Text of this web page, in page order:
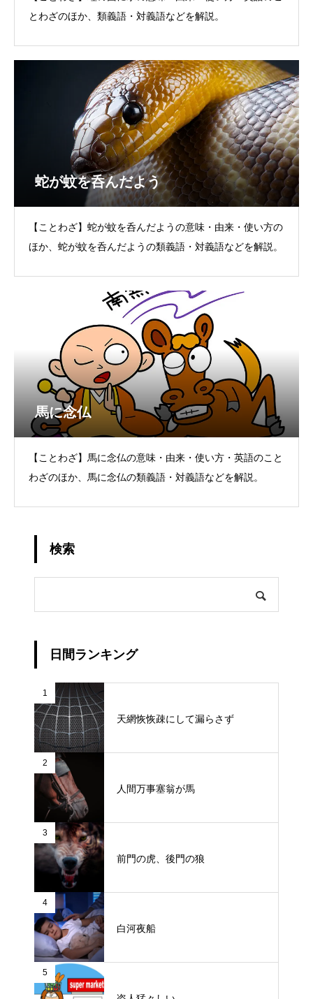
とわざのほか、類義語・対義語などを解説。
蛇が蚊を呑んだよう
【ことわざ】蛇が蚊を呑んだようの意味・由来・使い方の
ほか、蛇が蚊を呑んだようの類義語・対義語などを解説。
馬に念仏
【ことわざ】馬に念仏の意味・由来・使い方・英語のこと
わざのほか、馬に念仏の類義語・対義語などを解説。
検索
日間ランキング
1
天網恢恢疎にして漏らさず
2
人間万事塞翁が馬
3
前門の虎、後門の狼
4
白河夜船
5